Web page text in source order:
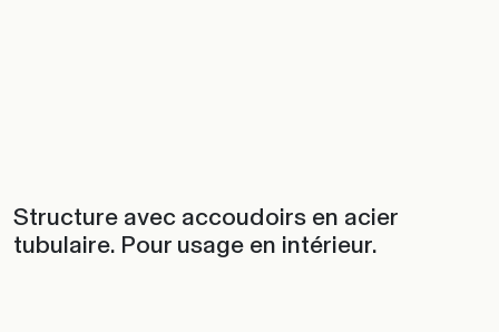
Structure avec accoudoirs en acier
tubulaire. Pour usage en intérieur.